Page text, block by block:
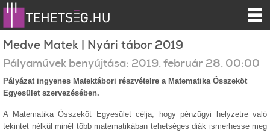
Medve Matek | Nyári tábor 2019
Pályaművek benyújtása: 2019. február 28. 00:00
Pályázat ingyenes Matektábori részvételre a Matematika Összeköt
Egyesület szervezésében.
A Matematika Összeköt Egyesület célja, hogy pénzügyi helyzetre való
tekintet nélkül minél több matematikában tehetséges diák ismerhesse meg